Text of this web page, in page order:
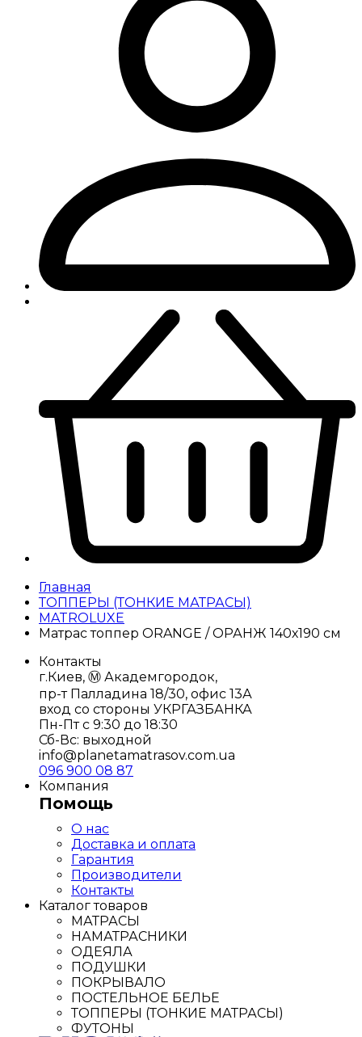
Главная
ТОППЕРЫ (ТОНКИЕ МАТРАСЫ)
MATROLUXE
Матрас топпер ORANGE / ОРАНЖ 140х190 см
Контакты
г.Киев, Ⓜ️ Академгородок,
пр-т Палладина 18/30, офис 13А
вход со стороны УКРГАЗБАНКА
Пн-Пт с 9:30 до 18:30
Сб-Вс: выходной
info@planetamatrasov.com.ua
096 900 08 87
Компания
Помощь
О нас
Доставка и оплата
Гарантия
Производители
Контакты
Каталог товаров
МАТРАСЫ
НАМАТРАСНИКИ
ОДЕЯЛА
ПОДУШКИ
ПОКРЫВАЛО
ПОСТЕЛЬНОЕ БЕЛЬЕ
ТОППЕРЫ (ТОНКИЕ МАТРАСЫ)
ФУТОНЫ